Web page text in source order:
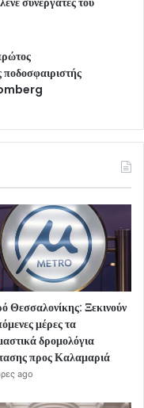
ποδοσφαιριστής
Θεσσαλονίκης: Ξεκινούν
μέρες τα
δρομολόγια
προς Καλαμαριά
ago